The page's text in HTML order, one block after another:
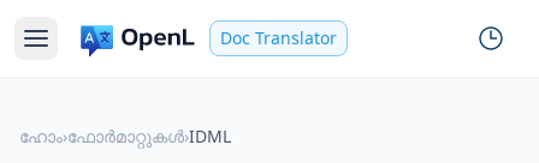
Doc Translator
ഹോം›ഫോർമാറ്റുകൾ›IDML